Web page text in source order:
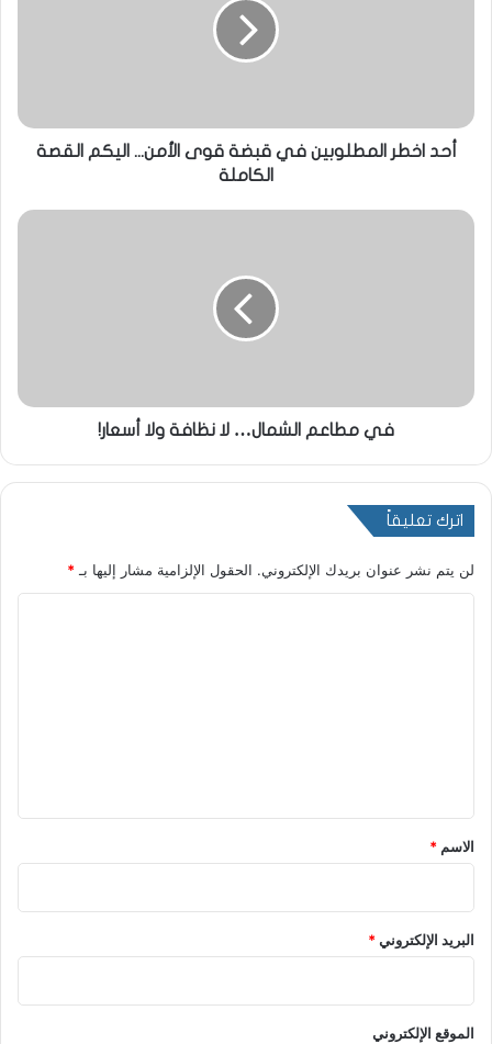
أحد اخطر المطلوبين في قبضة قوى الأمن... اليكم القصة
الكاملة
في مطاعم الشمال… لا نظافة ولا أسعار!
اترك تعليقاً
لن يتم نشر عنوان بريدك الإلكتروني. الحقول الإلزامية مشار إليها بـ*
*
الاسم *
البريد الإلكتروني*
الموقع الإلكتروني